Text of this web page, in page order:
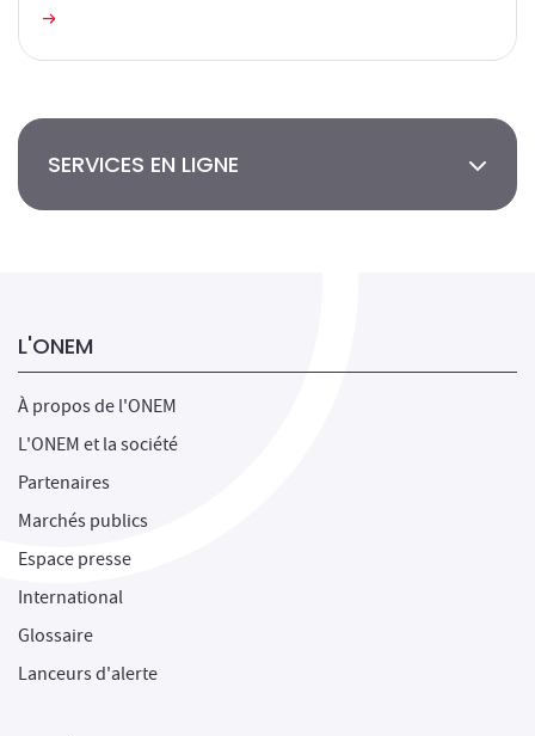
SERVICES EN LIGNE
L'ONEM
À propos de l'ONEM
L'ONEM et la société
Partenaires
Marchés publics
Espace presse
International
Glossaire
Lanceurs d'alerte